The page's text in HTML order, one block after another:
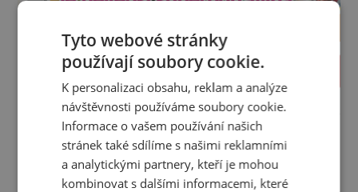
PROLISTOVAT ČASOPIS
reklama
Šikovné tipy
Tyto webové stránky
používají soubory cookie.
K personalizaci obsahu, reklam a analýze
návštěvnosti používáme soubory cookie.
Informace o vašem používání našich
stránek také sdílíme s našimi reklamními
a analytickými partnery, kteří je mohou
kombinovat s dalšími informacemi, které